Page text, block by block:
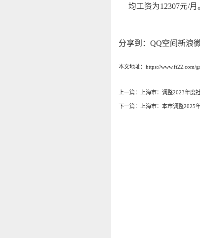
均工资为12307元/月
分享到： QQ空间新浪
本文地址：https://www.ft22.com/
上一篇： 上海市：调整2023年度
下一篇： 上海市：本市调整2025